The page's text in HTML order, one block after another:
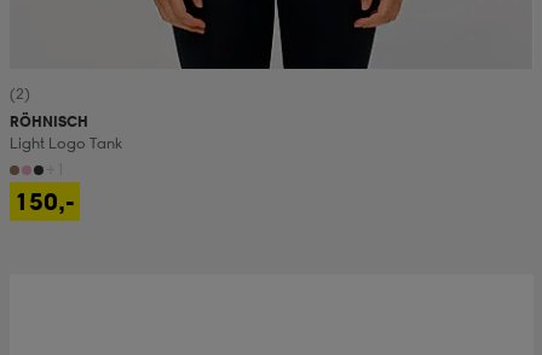
(2)
RÖHNISCH
Light Logo Tank
150,-